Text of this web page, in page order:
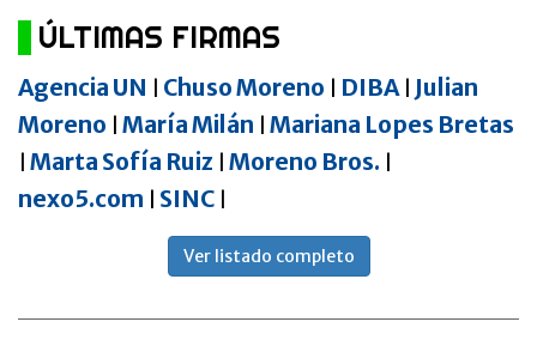
ÚLTIMAS FIRMAS
Agencia UN Chuso Moreno DIBA Julian
Moreno María Milán Mariana Lopes Bretas
Marta Sofía Ruiz Moreno Bros.
nexo5.com SINC
Ver listado completo